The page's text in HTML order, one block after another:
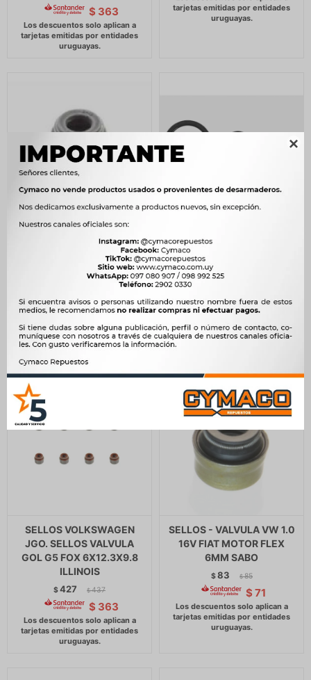

$ 363
SELLO VALVULAS TICO -
459
$381
VALVULA CORSA VECTRA
1.7D TD 7x11.5x9.8
ILLINOIS
$363
SELLOS VOLKSWAGEN
JGO. SELLOS VALVULA
GOL G5 FOX 6X12.3X9.8
ILLINOIS
$427 $ 437
$ 363
SELLOS - VALVULA VW 1.0
16V FIAT MOTOR FLEX
6MM SABO
$83 $ 85
$ 71